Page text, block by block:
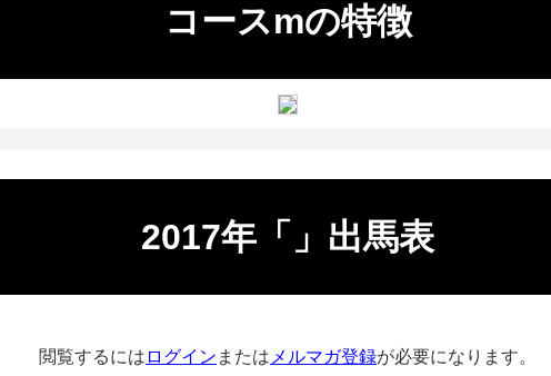
コースmの特徴
2017年「」出馬表
閲覧するには ログイン または メルマガ登録が必要になります。